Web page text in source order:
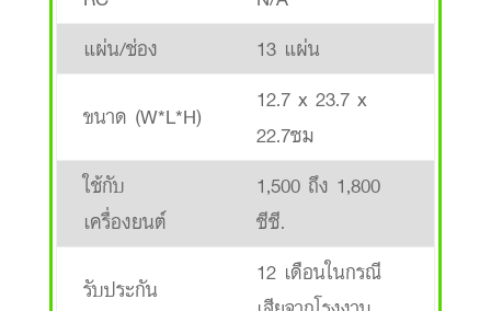
แผ่น/ช่อง
13 แผ่น
ขนาด (W*L*H)
12.7 x 23.7 x
22.7ซม
ใช้กับ
เครื่องยนต์
1,500 ถึง 1,800
ซีซี.
รับประกัน
12 เดือนในกรณี